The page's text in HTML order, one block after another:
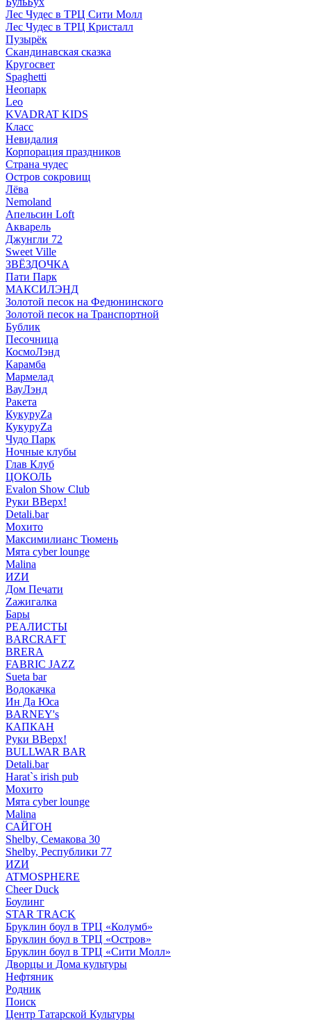
Лес Чудес в ТРЦ Сити Молл
Лес Чудес в ТРЦ Кристалл
Пузырëк
Скандинавская сказка
Кругосвет
Spaghetti
Неопарк
Leo
KVADRAT KIDS
Класс
Невидалия
Корпорация праздников
Страна чудес
Остров сокровищ
Лёва
Nemoland
Апельсин Loft
Акварель
Джунгли 72
Sweet Ville
ЗВЁЗДОЧКА
Пати Парк
МАКСИЛЭНД
Золотой песок на Федюнинского
Золотой песок на Транспортной
Бублик
Песочница
КосмоЛэнд
Карамба
Мармелад
ВауЛэнд
Ракета
КукуруZа
КукуруZа
Чудо Парк
Ночные клубы
Глав Клуб
ЦОКОЛЬ
Evalon Show Club
Руки ВВерх!
Detali.bar
Мохито
Максимилианс Тюмень
Мята cyber lounge
Malina
ИZИ
Дом Печати
Zажигалка
Бары
РЕАЛИСТЫ
BARCRAFT
BRERA
FABRIC JAZZ
Sueta bar
Водокачка
Ин Да Юса
BARNEY's
КАПКАН
Руки ВВерх!
BULLWAR BAR
Detali.bar
Harat`s irish pub
Мохито
Мята cyber lounge
Malina
САЙГОН
Shelby, Семакова 30
Shelby, Республики 77
ИZИ
ATMOSPHERE
Cheer Duck
Боулинг
STAR TRACK
Бруклин боул в ТРЦ «Колумб»
Бруклин боул в ТРЦ «Остров»
Бруклин боул в ТРЦ «Сити Молл»
Дворцы и Дома культуры
Нефтяник
Родник
Поиск
Центр Татарской Культуры